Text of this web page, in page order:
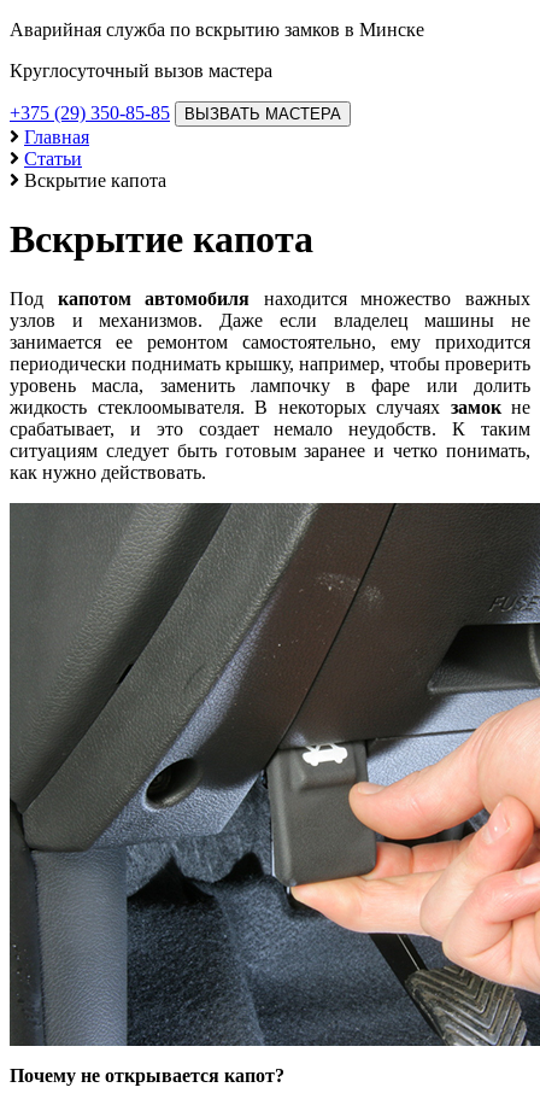
Аварийная служба по вскрытию замков в Минске
Круглосуточный вызов мастера
+375 (29) 350-85-85 ВЫЗВАТЬ МАСТЕРА
Главная
Статьи
Вскрытие капота
Вскрытие капота
Под капотом автомобиля находится множество важных
узлов и механизмов. Даже если владелец машины не
занимается ее ремонтом самостоятельно, ему приходится
периодически поднимать крышку, например, чтобы проверить
уровень масла, заменить лампочку в фаре или долить
жидкость стеклоомывателя. В некоторых случаях замокне
срабатывает, и это создает немало неудобств. К таким
ситуациям следует быть готовым заранее и четко понимать,
как нужно действовать.
Почему не открывается капот?